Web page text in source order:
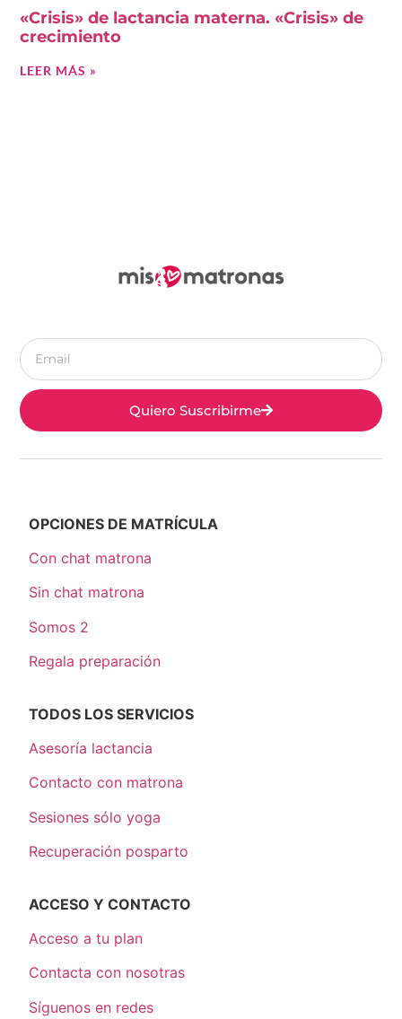
«Crisis» de lactancia materna. «Crisis» de
crecimiento
LEER MÁS »
Quiero Suscribirme
OPCIONES DE MATRÍCULA
Con chat matrona
Sin chat matrona
Somos 2
Regala preparación
TODOS LOS SERVICIOS
Asesoría lactancia
Contacto con matrona
Sesiones sólo yoga
Recuperación posparto
ACCESO Y CONTACTO
Acceso a tu plan
Contacta con nosotras
Síguenos en redes